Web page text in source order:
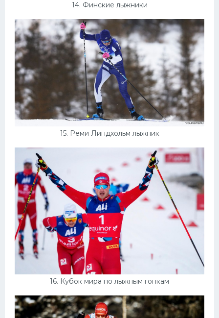
14. Финские лыжники
15. Реми Линдхольм лыжник
16. Кубок мира по лыжным гонкам